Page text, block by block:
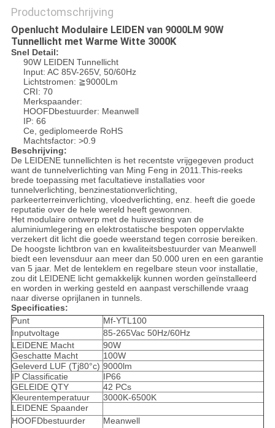
Productomschrijving
Openlucht Modulaire LEIDEN van 9000LM 90W
Tunnellicht met Warme Witte 3000K
Snel Detail:
90W LEIDEN Tunnellicht
Input: AC 85V-265V, 50/60Hz
Lichtstromen: ≧9000Lm
CRI: 70
Merkspaander:
HOOFDbestuurder: Meanwell
IP: 66
Ce, gediplomeerde RoHS
Machtsfactor: >0.9
Beschrijving:
De LEIDENE tunnellichten is het recentste vrijgegeven product
want de tunnelverlichting van Ming Feng in 2011.This-reeks
brede toepassing met facultatieve installaties voor
tunnelverlichting, benzinestationverlichting,
parkeerterreinverlichting, vloedverlichting, enz. heeft die goede
reputatie over de hele wereld heeft gewonnen.
Het modulaire ontwerp met de huisvesting van de
aluminiumlegering en elektrostatische bespoten oppervlakte
verzekert dit licht die goede weerstand tegen corrosie bereiken.
De hoogste lichtbron van en kwaliteitsbestuurder van Meanwell
biedt een levensduur aan meer dan 50.000 uren en een garantie
van 5 jaar. Met de lenteklem en regelbare steun voor installatie,
zou dit LEIDENE licht gemakkelijk kunnen worden geïnstalleerd
en worden in werking gesteld en aanpast verschillende vraag
naar diverse oprijlanen in tunnels.
Specificaties:
Punt
Mf-YTL100
Inputvoltage
85-265Vac 50Hz/60Hz
LEIDENE Macht
90W
Geschatte Macht
100W
Geleverd LUF (Tj80°c) 9000lm
IP Classificatie
IP66
GELEIDE QTY
42 PCs
Kleurentemperatuur
3000K-6500K
LEIDENE Spaander
HOOFDbestuurder
Meanwell